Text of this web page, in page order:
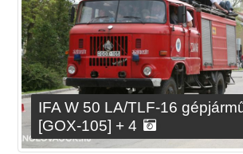
IFA W 50 LA/TLF-16
[GOX-105] + 4